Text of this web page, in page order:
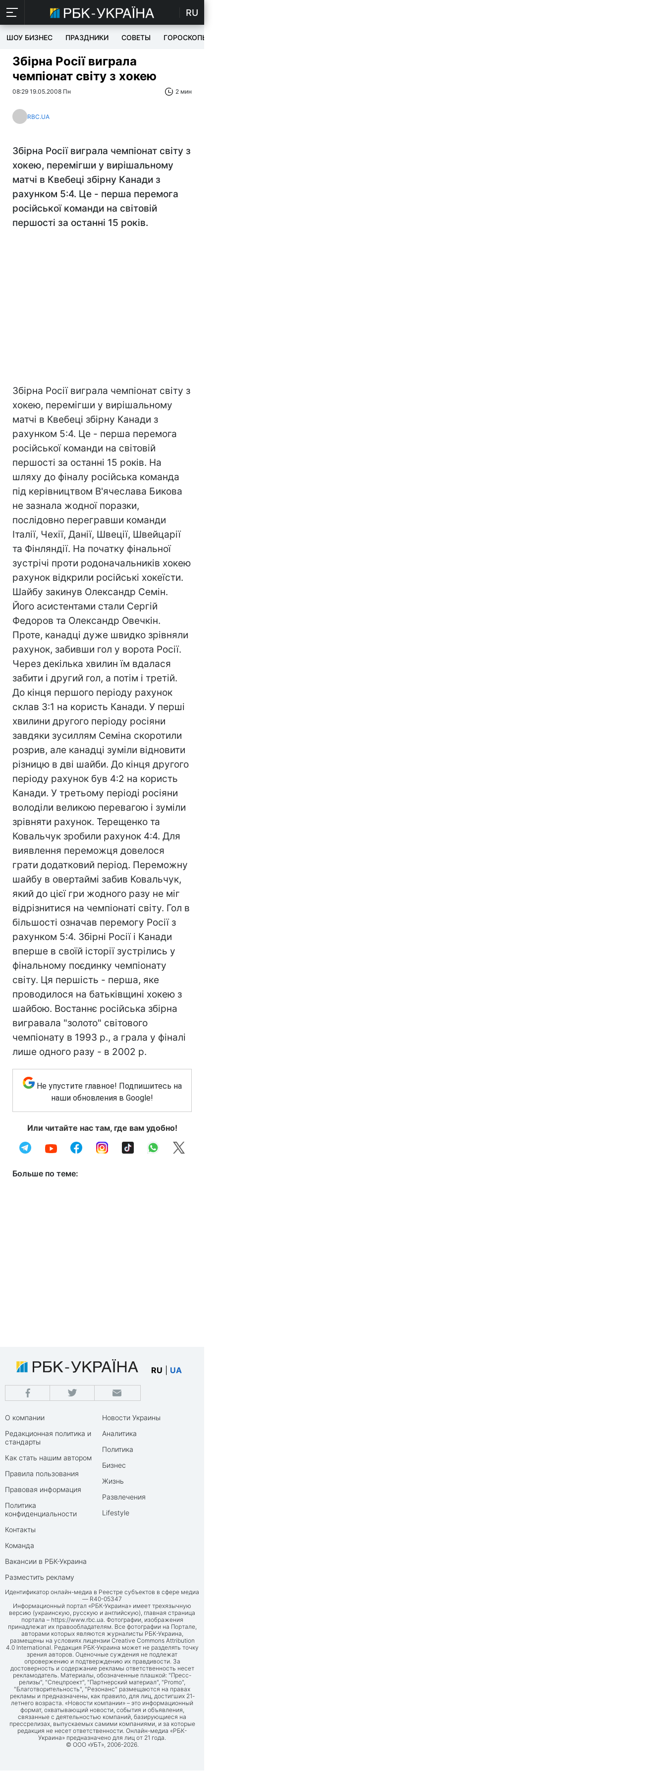
RU
ШОУ БИЗНЕС ПРАЗДНИКИ СОВЕТЫ ГОРОСКОПЫ
Збірна Росії виграла
чемпіонат світу з хокею
08:29 19.05.2008 Пн 2 мин
RBC.UA
Збірна Росії виграла чемпіонат світу з
хокею, перемігши у вирішальному
матчі в Квебеці збірну Канади з
рахунком 5:4. Це - перша перемога
російської команди на світовій
першості за останні 15 років.
Збірна Росії виграла чемпіонат світу з
хокею, перемігши у вирішальному
матчі в Квебеці збірну Канади з
рахунком 5:4. Це - перша перемога
російської команди на світовій
першості за останні 15 років. На
шляху до фіналу російська команда
під керівництвом В'ячеслава Бикова
не зазнала жодної поразки,
послідовно перегравши команди
Італії, Чехії, Данії, Швеції, Швейцарії
та Фінляндії. На початку фінальної
зустрічі проти родоначальників хокею
рахунок відкрили російські хокеїсти.
Шайбу закинув Олександр Семін.
Його асистентами стали Сергій
Федоров та Олександр Овечкін.
Проте, канадці дуже швидко зрівняли
рахунок, забивши гол у ворота Росії.
Через декілька хвилин їм вдалася
забити і другий гол, а потім і третій.
До кінця першого періоду рахунок
склав 3:1 на користь Канади. У перші
хвилини другого періоду росіяни
завдяки зусиллям Семіна скоротили
розрив, але канадці зуміли відновити
різницю в дві шайби. До кінця другого
періоду рахунок був 4:2 на користь
Канади. У третьому періоді росіяни
володіли великою перевагою і зуміли
зрівняти рахунок. Терещенко та
Ковальчук зробили рахунок 4:4. Для
виявлення переможця довелося
грати додатковий період. Переможну
шайбу в овертаймі забив Ковальчук,
який до цієї гри жодного разу не міг
відрізнитися на чемпіонаті світу. Гол в
більшості означав перемогу Росії з
рахунком 5:4. Збірні Росії і Канади
вперше в своїй історії зустрілись у
фінальному поєдинку чемпіонату
світу. Ця першість - перша, яке
проводилося на батьківщині хокею з
шайбою. Востаннє російська збірна
вигравала "золото" світового
чемпіонату в 1993 р., а грала у фіналі
лише одного разу - в 2002 р.
Не упустите главное! Подпишитесь на
наши обновления в Google!
Или читайте нас там, где вам удобно!
Больше по теме:
RU UA
О компании
Редакционная политика и
стандарты
Как стать нашим автором
Правила пользования
Правовая информация
Политика
конфиденциальности
Контакты
Команда
Вакансии в РБК-Украина
Разместить рекламу
Новости Украины
Аналитика
Политика
Бизнес
Жизнь
Развлечения
Lifestyle
Идентификатор онлайн-медиа в Реестре субъектов в сфере медиа
— R40-05347
Информационный портал «РБК-Украина» имеет трехязычную
версию (украинскую, русскую и английскую), главная страница
портала – https://www.rbc.ua. Фотографии, изображения
принадлежат их правообладателям. Все фотографии на Портале,
авторами которых являются журналисты РБК-Украина,
размещены на условиях лицензии Creative Commons Attribution
4.0 International. Редакция РБК-Украина может не разделять точку
зрения авторов. Оценочные суждения не подлежат
опровержению и подтверждению их правдивости. За
достоверность и содержание рекламы ответственность несет
рекламодатель. Материалы, обозначенные плашкой: "Пресс-
релизы", "Спецпроект", "Партнерский материал", "Promo",
"Благотворительность", "Резонанс" размещаются на правах
рекламы и предназначены, как правило, для лиц, достигших 21-
летнего возраста. «Новости компании» – это информационный
формат, охватывающий новости, события и объявления,
связанные с деятельностью компаний, базирующиеся на
прессрелизах, выпускаемых самими компаниями, и за которые
редакция не несет ответственности. Онлайн-медиа «РБК-
Украина» предназначено для лиц от 21 года.
© ООО «УБТ», 2006-2026.